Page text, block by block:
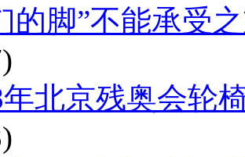
的脚”不能承受
年北京残奥会轮